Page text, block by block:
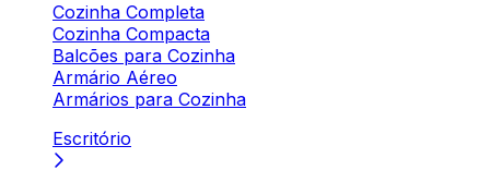
Cozinha Completa
Cozinha Compacta
Balcões para Cozinha
Armário Aéreo
Armários para Cozinha
Escritório